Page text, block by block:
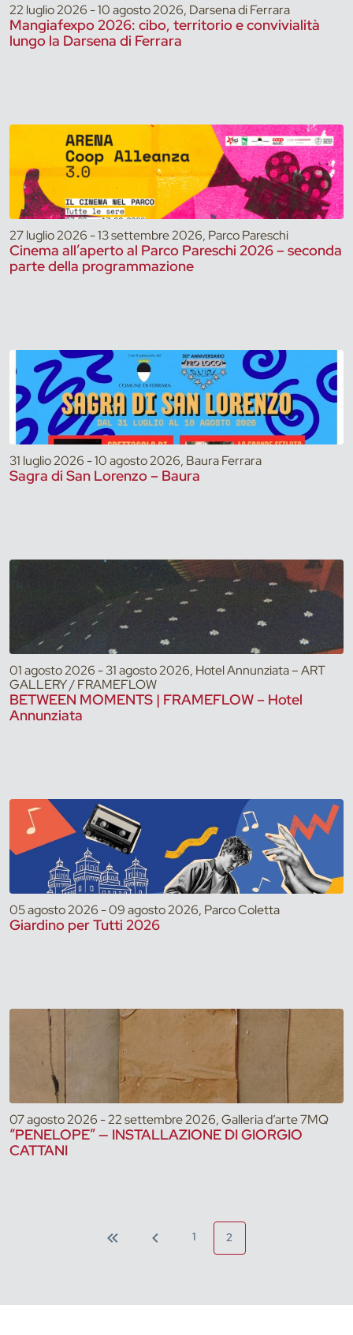
22 luglio 2026 - 10 agosto 2026, Darsena di Ferrara
Mangiafexpo 2026: cibo, territorio e convivialità
lungo la Darsena di Ferrara
27 luglio 2026 - 13 settembre 2026, Parco Pareschi
Cinema all’aperto al Parco Pareschi 2026 – seconda
parte della programmazione
31 luglio 2026 - 10 agosto 2026, Baura Ferrara
Sagra di San Lorenzo – Baura
01 agosto 2026 - 31 agosto 2026, Hotel Annunziata – ART
GALLERY / FRAMEFLOW
BETWEEN MOMENTS | FRAMEFLOW – Hotel
Annunziata
05 agosto 2026 - 09 agosto 2026, Parco Coletta
Giardino per Tutti 2026
07 agosto 2026 - 22 settembre 2026, Galleria d’arte 7MQ
“PENELOPE” — INSTALLAZIONE DI GIORGIO
CATTANI
1 2